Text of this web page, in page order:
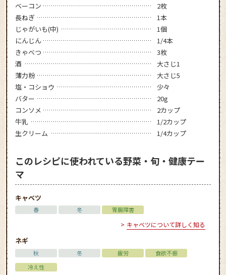
ベーコン
2枚
長ねぎ
1本
じゃがいも(中)
1個
にんじん
1/4本
きゃべつ
3枚
酒
大さじ1
薄力粉
大さじ5
塩・コショウ
少々
バター
20g
コンソメ
2カップ
牛乳
1/2カップ
生クリーム
1/4カップ
このレシピに使われている野菜・旬・健康テー
マ
キャベツ
春 冬 胃腸障害
キャベツについて詳しく知る
ネギ
秋 冬 疲労
食欲不振
冷え性